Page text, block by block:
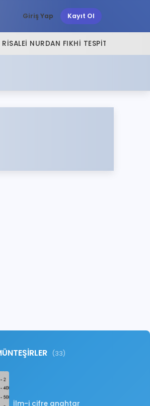
Giriş Yap Kayıt Ol
RISALEI NURDAN FIKHI TESPITLER
(33)
İlm-i cifre anahtar